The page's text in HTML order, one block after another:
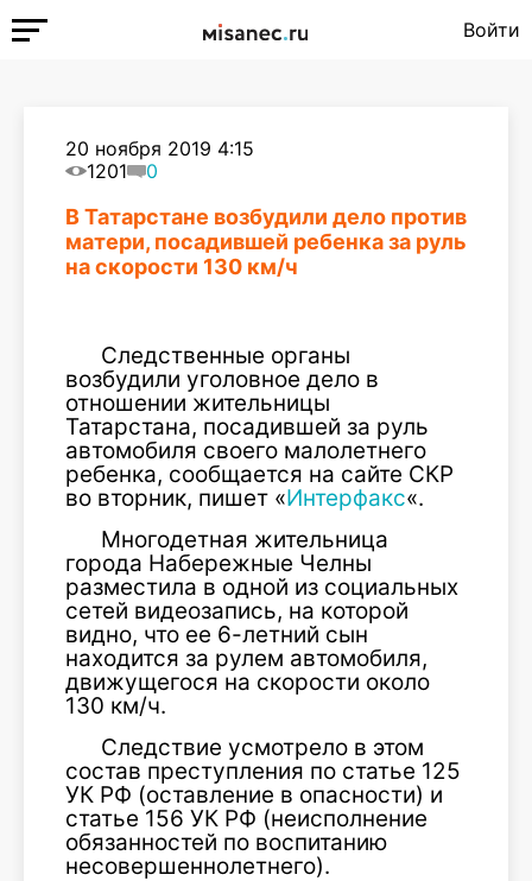
Войти
20 ноября 2019 4:15
1201
0
В Татарстане возбудили дело против
матери, посадившей ребенка за руль
на скорости 130 км/ч
Следственные органы
возбудили уголовное дело в
отношении жительницы
Татарстана, посадившей за руль
автомобиля своего малолетнего
ребенка, сообщается на сайте СКР
во вторник, пишет «Интерфакс«.
Многодетная жительница
города Набережные Челны
разместила в одной из социальных
сетей видеозапись, на которой
видно, что ее 6-летний сын
находится за рулем автомобиля,
движущегося на скорости около
130 км/ч.
Следствие усмотрело в этом
состав преступления по статье 125
УК РФ (оставление в опасности) и
статье 156 УК РФ (неисполнение
обязанностей по воспитанию
несовершеннолетнего).